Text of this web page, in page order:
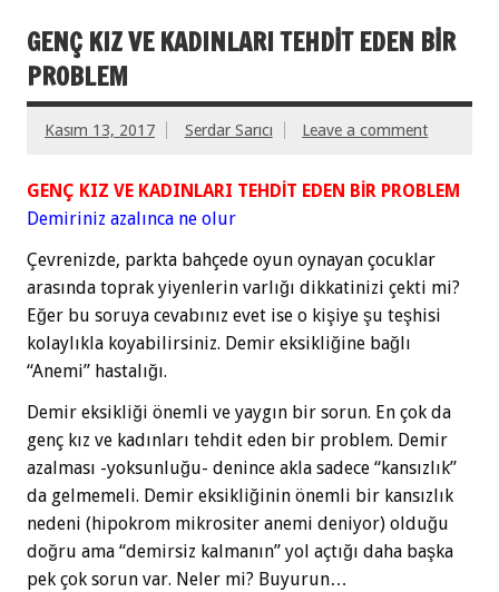
GENÇ KIZ VE KADINLARI TEHDİT EDEN BİR
PROBLEM
Kasım 13, 2017 Serdar Sarıcı Leave a comment
GENÇ KIZ VE KADINLARI TEHDİT EDEN BİR PROBLEM
Demiriniz azalınca ne olur
Çevrenizde, parkta bahçede oyun oynayan çocuklar
arasında toprak yiyenlerin varlığı dikkatinizi çekti mi?
Eğer bu soruya cevabınız evet ise o kişiye şu teşhisi
kolaylıkla koyabilirsiniz. Demir eksikliğine bağlı
“Anemi” hastalığı.
Demir eksikliği önemli ve yaygın bir sorun. En çok da
genç kız ve kadınları tehdit eden bir problem. Demir
azalması -yoksunluğu- denince akla sadece “kansızlık”
da gelmemeli. Demir eksikliğinin önemli bir kansızlık
nedeni (hipokrom mikrositer anemi deniyor) olduğu
doğru ama “demirsiz kalmanın” yol açtığı daha başka
pek çok sorun var. Neler mi? Buyurun…